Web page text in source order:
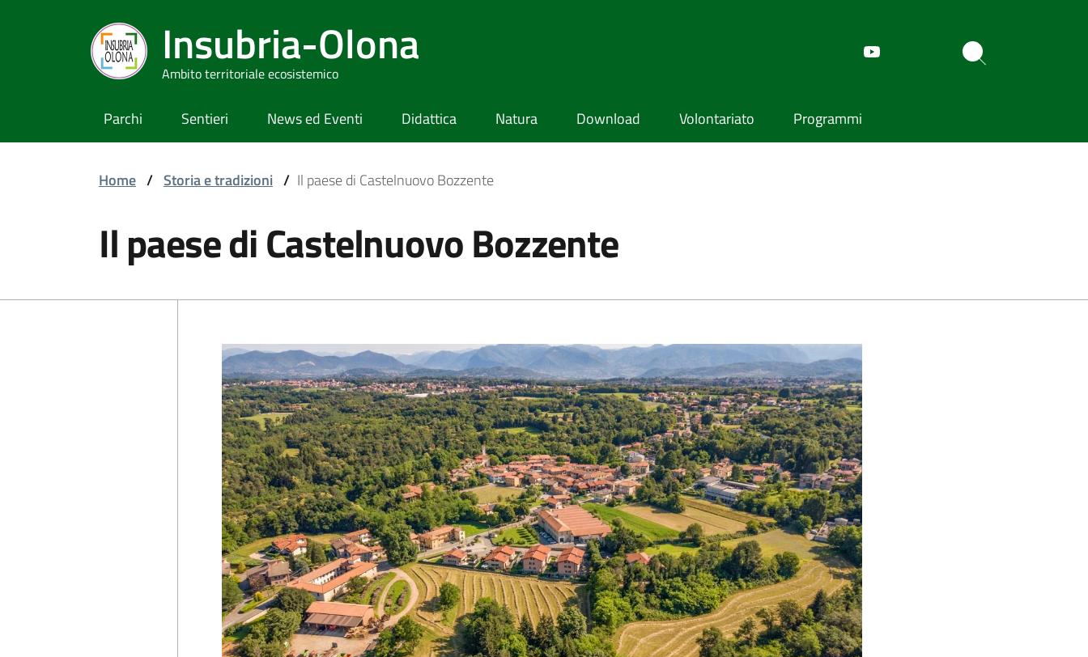
Insubria-Olona
Ambito territoriale ecosistemico
Parchi Sentieri News ed Eventi Didattica Natura Download Volontariato Programmi
Home / Storia e tradizioni / Il paese di Castelnuovo Bozzente
Il paese di Castelnuovo Bozzente